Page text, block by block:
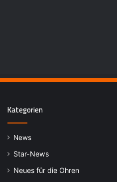
Kategorien
News
Star-News
Neues für die Ohren